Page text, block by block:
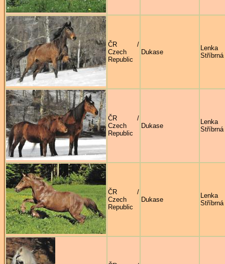
ČR /
Czech
Republic
Dukase
Lenka
Stříbrná
ČR /
Czech
Republic
Dukase
Lenka
Stříbrná
ČR /
Czech
Republic
Dukase
Lenka
Stříbrná